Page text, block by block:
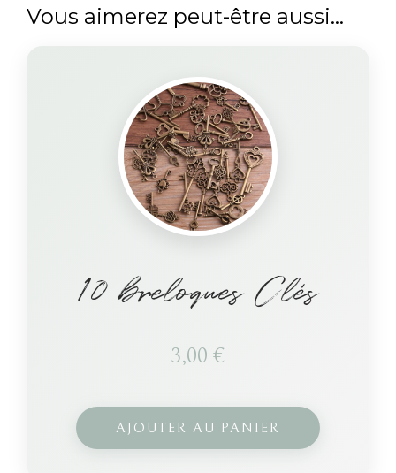
Vous aimerez peut-être aussi…
10 breloques Clés
3,00 €
AJOUTER AU PANIER